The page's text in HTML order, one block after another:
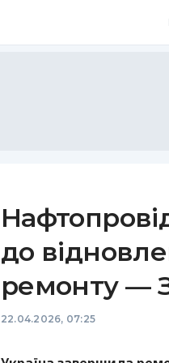
до
ремонту —
22.04.2026, 07:25